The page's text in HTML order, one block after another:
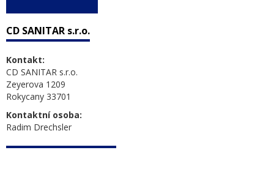
CD SANITAR s.r.o.
Kontakt:
CD SANITAR s.r.o.
Zeyerova 1209
Rokycany 33701
Kontaktní osoba:
Radim Drechsler